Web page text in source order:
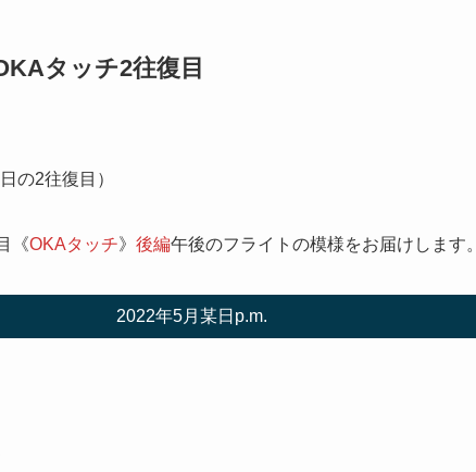
タッチ2往復目
の2往復目）
《OKAタッチ》 後編午後のフライトの模様をお届けします。
2022年5月某日p.m.